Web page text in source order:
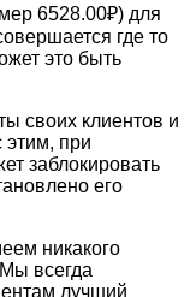
6528.00₽) для
где то
это быть
своих клиентов и
при
заблокировать
его
никакого
всегда
лучший